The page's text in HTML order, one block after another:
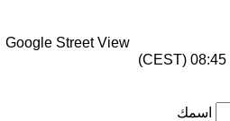
Google Street View
اسمك